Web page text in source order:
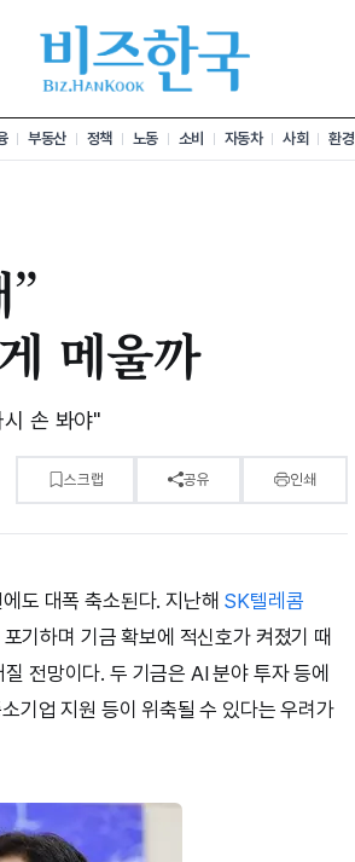
부동산 정책 노동 소비 자동차 사회 환경
메울까
손 봐야"
스크랩 공유 인쇄
도 대폭 축소된다. 지난해 SK텔레콤
기하며 기금 확보에 적신호가 켜졌기 때
전망이다. 두 기금은 AI 분야 투자 등에
기업 지원 등이 위축될 수 있다는 우려가